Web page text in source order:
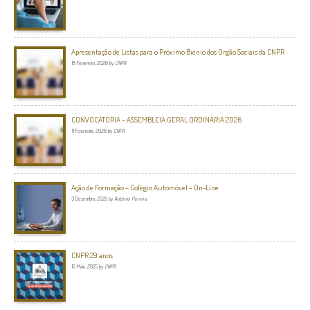
Apresentação de Listas para o Próximo Biénio dos Orgão Sociais da CNPR
18 Fevereiro, 2026 by CNPR
CONVOCATÓRIA – ASSEMBLEIA GERAL ORDINÁRIA 2026
11 Fevereiro, 2026 by CNPR
Ação de Formação – Colégio Automóvel – On-Line
3 Dezembro, 2025 by António Pereira
CNPR 29 anos
16 Maio, 2025 by CNPR